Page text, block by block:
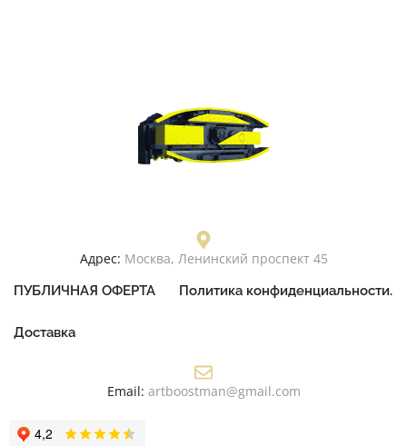
Адрес: Москва, Ленинский проспект 45
ПУБЛИЧНАЯ ОФЕРТА Политика конфиденциальности.
Доставка
Email: artboostman@gmail.com